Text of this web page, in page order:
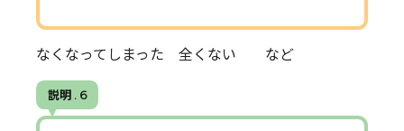
なくなってしまった 全くない など
説明 . 6